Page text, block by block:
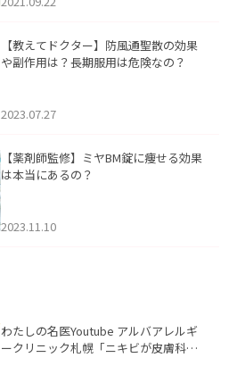
【教えてドクター】防風通聖散の効果
や副作用は？長期服用は危険なの？
2023.07.27
【薬剤師監修】ミヤBM錠に痩せる効果
は本当にあるの？
2023.11.10
わたしの名医Youtube アルバアレルギ
ークリニック札幌「ニキビが皮膚科で